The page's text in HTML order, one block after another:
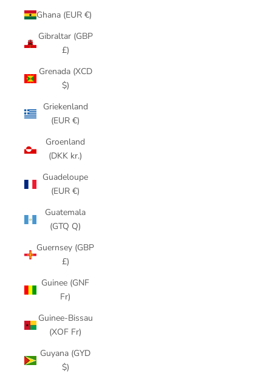
Ghana (EUR €)
Gibraltar (GBP
£)
Grenada (XCD
$)
Griekenland
(EUR €)
Groenland
(DKK kr.)
Guadeloupe
(EUR €)
Guatemala
(GTQ Q)
Guernsey (GBP
£)
Guinee (GNF
Fr)
Guinee-Bissau
(XOF Fr)
Guyana (GYD
$)